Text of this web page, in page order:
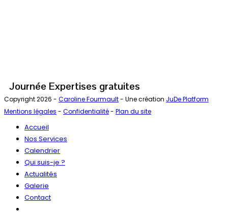
Journée Expertises gratuites
Copyright 2026 - Caroline Fourmault- Une création JuDe Platform
Mentions légales - Confidentialité- Plan du site
Accueil
Nos Services
Calendrier
Qui suis-je ?
Actualités
Galerie
Contact